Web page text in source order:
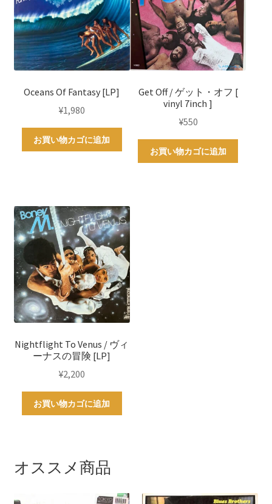
Oceans Of Fantasy [LP]
¥1,980
お買い物カゴに追加
Get Off / ゲット・オフ [
vinyl 7inch ]
¥550
お買い物カゴに追加
Nightflight To Venus / ヴィ
ーナスの冒険 [LP]
¥2,200
お買い物カゴに追加
オススメ商品